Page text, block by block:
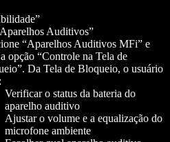
Auditivos”
“Aparelhos Auditivos MFi” e
opção “Controle na Tela de
Da Tela de Bloqueio, o usuário
Verificar o status da bateria do
aparelho auditivo
Ajustar o volume e a equalização do
microfone ambiente